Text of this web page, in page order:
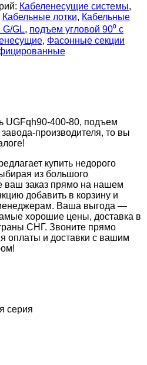
Кабеленесущие системы,
Кабельные лотки, Кабельные
G/GL, подъем угловой 90⁰ с
, Фасонные секции
UGFqh90-400-80, подъем
производителя, то вы
купить недорого
из большого
ваш заказ прямо на нашем
добавить в корзину и
Ваша выгода —
хорошие цены, доставка в
СНГ. Звоните прямо
оплаты и доставки с вашим
серия